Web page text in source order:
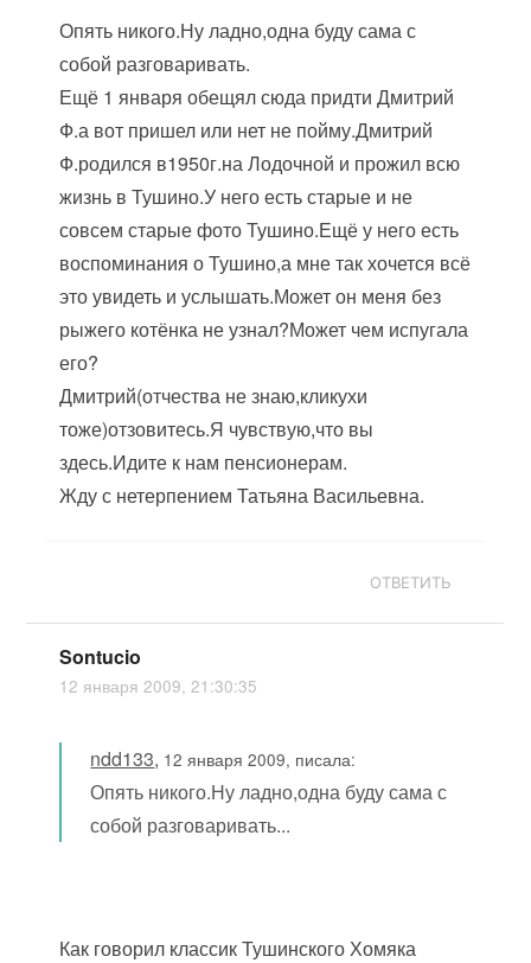
Опять никого.Ну ладно,одна буду сама с
собой разговаривать.
Ещё 1 января обещял сюда придти Дмитрий
Ф.а вот пришел или нет не пойму.Дмитрий
Ф.родился в1950г.на Лодочной и прожил всю
жизнь в Тушино.У него есть старые и не
совсем старые фото Тушино.Ещё у него есть
воспоминания о Тушино,а мне так хочется всё
это увидеть и услышать.Может он меня без
рыжего котёнка не узнал?Может чем испугала
его?
Дмитрий(отчества не знаю,кликухи
тоже)отзовитесь.Я чувствую,что вы
здесь.Идите к нам пенсионерам.
Жду с нетерпением Татьяна Васильевна.
ОТВЕТИТЬ
Sontucio
12 января 2009, 21:30:35
ndd133, 12 января 2009, писала:
Опять никого.Ну ладно,одна буду сама с
собой разговаривать...
Как говорил классик Тушинского Хомяка